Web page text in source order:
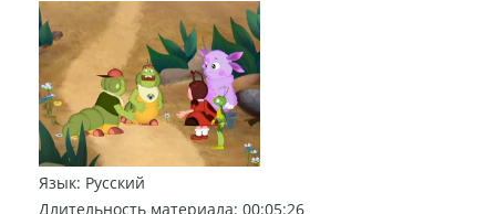
Язык: Русский
Длительность материала: 00:05:26